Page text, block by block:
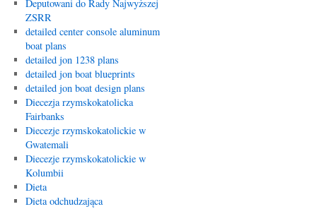
Deputowani do Rady Najwyższej
ZSRR
detailed center console aluminum
boat plans
detailed jon 1238 plans
detailed jon boat blueprints
detailed jon boat design plans
Diecezja rzymskokatolicka
Fairbanks
Diecezje rzymskokatolickie w
Gwatemali
Diecezje rzymskokatolickie w
Kolumbii
Dieta
Dieta odchudzająca